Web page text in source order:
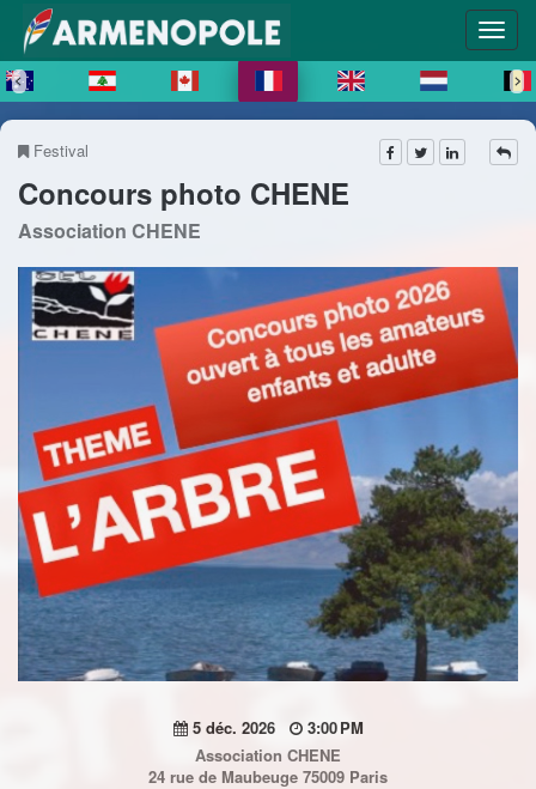
Festival
Concours photo CHENE
Association CHENE
5 déc. 2026
3:00 PM
Association CHENE
24 rue de Maubeuge 75009 Paris